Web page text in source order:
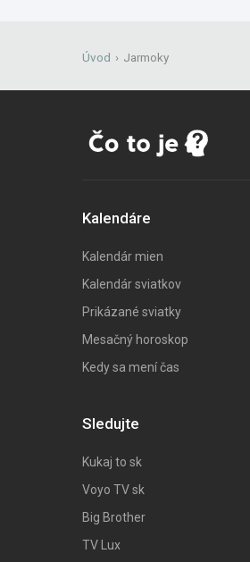
Úvod › Jarmoky
Kalendáre
Kalendár mien
Kalendár sviatkov
Prikázané sviatky
Mesačný horoskop
Kedy sa mení čas
Sledujte
Kukaj to sk
Voyo TV sk
Big Brother
TV Lux